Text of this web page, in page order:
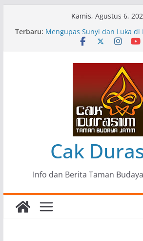
Kamis, Agustus 6,
Terbaru: Pameran Lukisan Komunitas
Kota Blitar : Ketika
Mengupas Sunyi dan Luka di
Menjaga Marwah Seni dan
Kunjungan Kerja Ir. Bambang
(BHS) Anggota DPR RI ke
Pameran Tunggal 35 Karya
“Tumbang Tambang”,
Derita Pekerja Pertambangan
Cak
Info dan Berita Taman